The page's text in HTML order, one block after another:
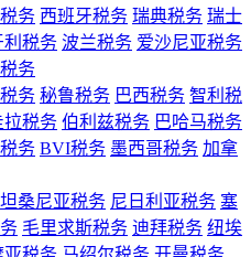
务 西班牙税务 瑞典税务 瑞士
利税务 波兰税务 爱沙尼亚税务
务
务 秘鲁税务 巴西税务 智利税
拉税务 伯利兹税务 巴哈马税务
务 BVI税务 墨西哥税务 加拿
坦桑尼亚税务 尼日利亚税务 塞
毛里求斯税务 迪拜税务 纽埃